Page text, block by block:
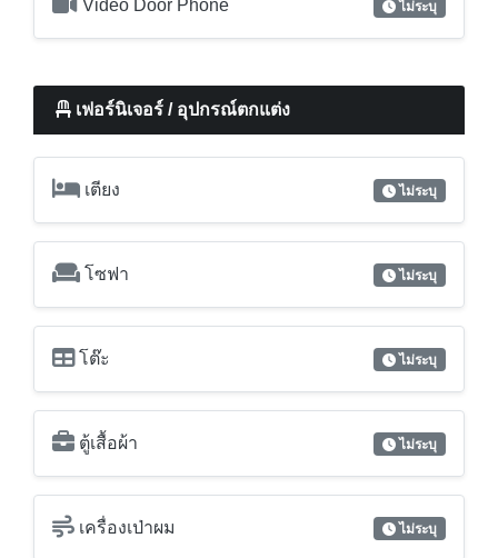
Digital Door Lock ไม่ระบุ
เฟอร์นิเจอร์ / อุปกรณ์ตกแต่ง
เตียง ไม่ระบุ
โซฟา ไม่ระบุ
โต๊ะ ไม่ระบุ